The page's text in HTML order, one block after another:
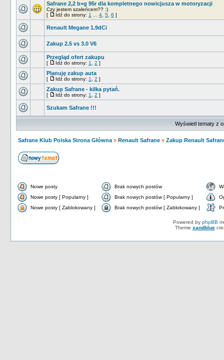
Safrane 2,2 b+g 95r dla kompletnego nowicjusza w motoryzacji
Czy jestem szaleńcem?? :)
[
Idź do strony: 1 4 5 6 ]
Renault Megane 1.9dCi
Zakup 2.5 vs 3.0 V6
Przegląd ofert zakupu
[ Idź do strony: 1 2 ]
Planuję zakup auta
[ Idź do strony: 1 2 ]
Zakup Safrane - kilka pytań.
[ Idź do strony: 1 2 ]
Szukam Safrane !!!
Wyświetl tematy z
Safrane Klub Polska Strona Główna » Renault Safrane » Zakup Renault
Nowe posty Brak nowych postów
Nowe posty [ Popularny ]
Brak nowych postów [ Popularny ]
Nowe posty [ Zablokowany ]
Brak nowych postów [ Zablokowany ]
Powered by phpBB
Theme xandblue